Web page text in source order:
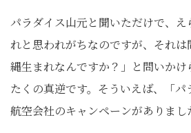
パラダイス山元と聞いただけで、
れと思われがちなのですが、それ
縄生まれなんですか？」と問いかけ
たくの真逆です。そういえば、「パ
航空会社のキャンペーンがありまし